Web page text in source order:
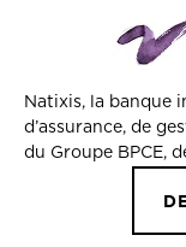
Natixis, la banque
d’assurance, de
du Groupe BPCE,